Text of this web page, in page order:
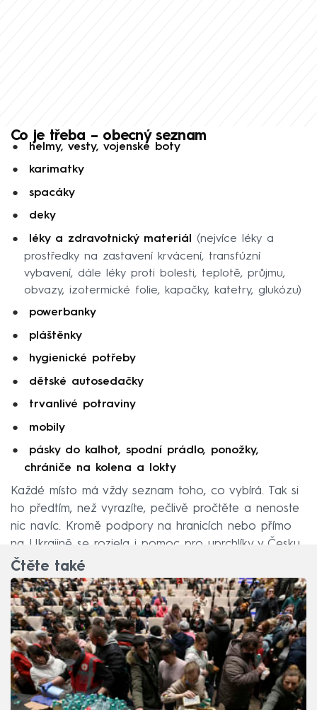
Co je třeba – obecný seznam
helmy, vesty, vojenské boty
karimatky
spacáky
deky
léky a zdravotnický materiál
(nejvíce léky a
prostředky na zastavení krvácení, transfúzní
vybavení, dále léky proti bolesti, teplotě, průjmu,
obvazy, izotermické folie, kapačky, katetry, glukózu)
powerbanky
pláštěnky
hygienické potřeby
dětské autosedačky
trvanlivé potraviny
mobily
pásky do kalhot, spodní prádlo, ponožky,
chrániče na kolena a lokty
Každé místo má vždy seznam toho, co vybírá. Tak si
ho předtím, než vyrazíte, pečlivě pročtěte a nenoste
nic navíc. Kromě podpory na hranicích nebo přímo
na Ukrajině se rozjela i pomoc pro uprchlíky v Česku.
Čtěte také